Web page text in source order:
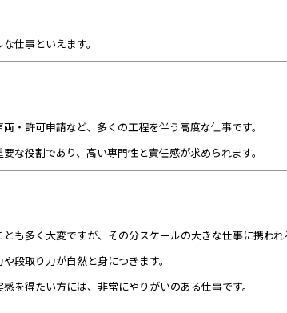
仕事といえます。
・許可申請など、多くの工程を伴う高度な仕事です。
な役割であり、高い専門性と責任感が求められます。
も多く大変ですが、その分スケールの大きな仕事に携われ
段取り力が自然と身につきます。
を得たい方には、非常にやりがいのある仕事です。